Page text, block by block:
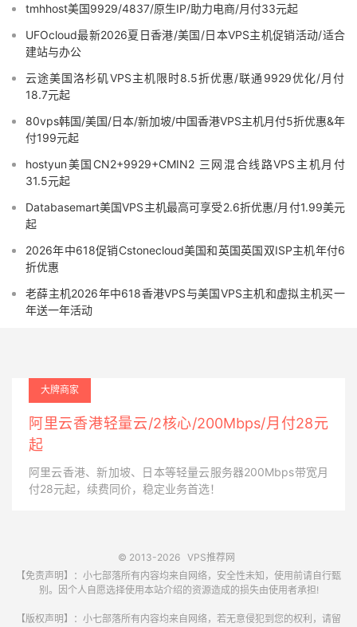
tmhhost美国9929/4837/原生IP/助力电商/月付33元起
UFOcloud最新2026夏日香港/美国/日本VPS主机促销活动/适合
建站与办公
云途美国洛杉矶VPS主机限时8.5折优惠/联通9929优化/月付
18.7元起
80vps韩国/美国/日本/新加坡/中国香港VPS主机月付5折优惠&年
付199元起
hostyun美国CN2+9929+CMIN2 三网混合线路VPS主机月付
31.5元起
Databasemart美国VPS主机最高可享受2.6折优惠/月付1.99美元
起
2026年中618促销Cstonecloud美国和英国英国双ISP主机年付6
折优惠
老薛主机2026年中618香港VPS与美国VPS主机和虚拟主机买一
年送一年活动
大牌商家
阿里云香港轻量云/2核心/200Mbps/月付28元
起
阿里云香港、新加坡、日本等轻量云服务器200Mbps带宽月
付28元起，续费同价，稳定业务首选！
© 2013-2026 VPS推荐网
【免责声明】：小七部落所有内容均来自网络，安全性未知，使用前请自行甄
别。因个人自愿选择使用本站介绍的资源造成的损失由使用者承担!
【版权声明】：小七部落所有内容均来自网络，若无意侵犯到您的权利，请留